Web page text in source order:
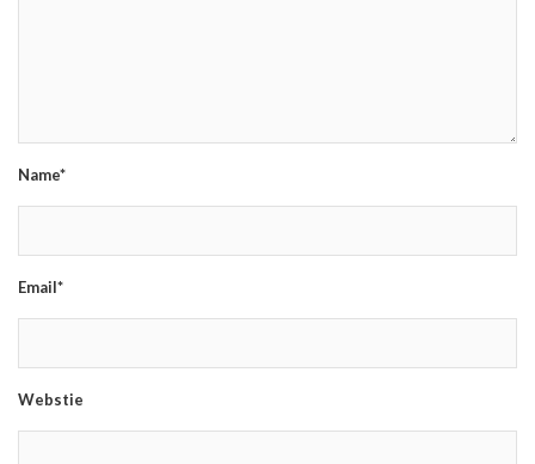
Name*
Email*
Webstie